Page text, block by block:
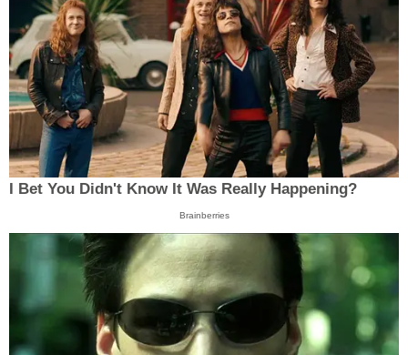
I Bet You Didn't Know It Was Really Happening?
Brainberries